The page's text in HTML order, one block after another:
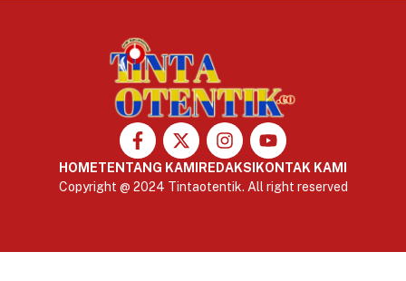
HOMETENTANG KAMI REDAKSI KONTAK KAMI
Copyright @ 2024 Tintaotentik. All right reserved